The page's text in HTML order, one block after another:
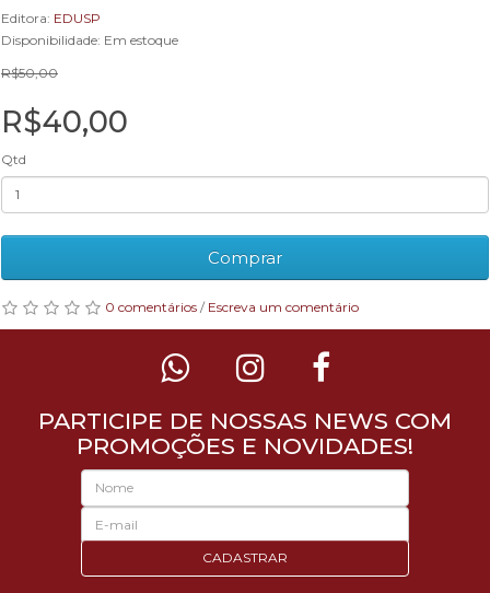
Editora: EDUSP
Disponibilidade: Em estoque
R$50,00
R$40,00
Qtd
Comprar
0 comentários / Escreva um comentário
PARTICIPE DE NOSSAS NEWS COM
PROMOÇÕES E NOVIDADES!
CADASTRAR